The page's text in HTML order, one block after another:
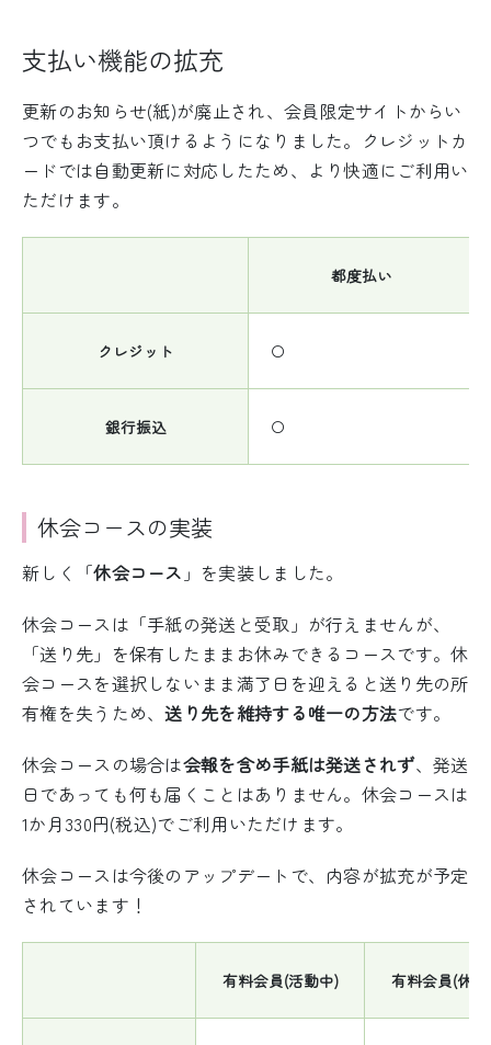
支払い機能の拡充
更新のお知らせ(紙)が廃止され、会員限定サイトからい
つでもお支払い頂けるようになりました。クレジットカ
ードでは自動更新に対応したため、より快適にご利用い
ただけます。
都度払い
クレジット 〇
銀行振込 〇
休会コースの実装
新しく「休会コース 」を実装しました。
休会コースは「手紙の発送と受取」が行えませんが、
「送り先」を保有したままお休みできるコースです。休
会コースを選択しないまま満了日を迎えると送り先の所
有権を失うため、送り先を維持する唯一の方法です。
休会コースの場合は会報を含め手紙は発送されず、発送
日であっても何も届くことはありません。休会コースは
1か月330円(税込)でご利用いただけます。
休会コースは今後のアップデートで、内容が拡充が予定
されています！
有料会員(活動中) 有料会員(休会